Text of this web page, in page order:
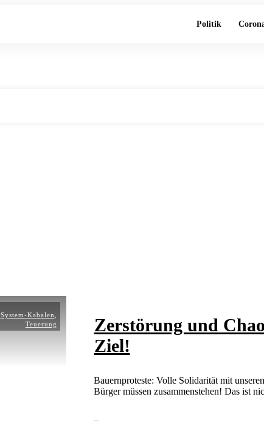
Politik
System-Kabalen
Teuerung
Zerstörung und
Ziel!
Bauernproteste: Volle Solidarität mit
Bürger müssen zusammenstehen! Das ist